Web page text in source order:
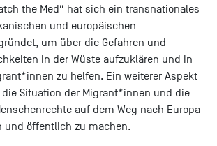
the Med“ hat sich ein transnationales
und europäischen
um über die Gefahren und
in der Wüste aufzuklären und in
zu helfen. Ein weiterer Aspekt
Situation der Migrant*innen und die
auf dem Weg nach Europa
und öffentlich zu machen.